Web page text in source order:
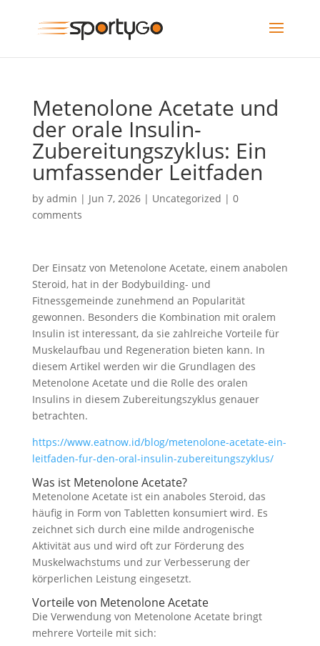
Metenolone Acetate und
der orale Insulin-
Zubereitungszyklus: Ein
umfassender Leitfaden
by admin | Jun 7, 2026| Uncategorized | 0
comments
Der Einsatz von Metenolone Acetate, einem anabolen
Steroid, hat in der Bodybuilding- und
Fitnessgemeinde zunehmend an Popularität
gewonnen. Besonders die Kombination mit oralem
Insulin ist interessant, da sie zahlreiche Vorteile für
Muskelaufbau und Regeneration bieten kann. In
diesem Artikel werden wir die Grundlagen des
Metenolone Acetate und die Rolle des oralen
Insulins in diesem Zubereitungszyklus genauer
betrachten.
https://www.eatnow.id/blog/metenolone-acetate-ein-
leitfaden-fur-den-oral-insulin-zubereitungszyklus/
Was ist Metenolone Acetate?
Metenolone Acetate ist ein anaboles Steroid, das
häufig in Form von Tabletten konsumiert wird. Es
zeichnet sich durch eine milde androgenische
Aktivität aus und wird oft zur Förderung des
Muskelwachstums und zur Verbesserung der
körperlichen Leistung eingesetzt.
Vorteile von Metenolone Acetate
Die Verwendung von Metenolone Acetate bringt
mehrere Vorteile mit sich: